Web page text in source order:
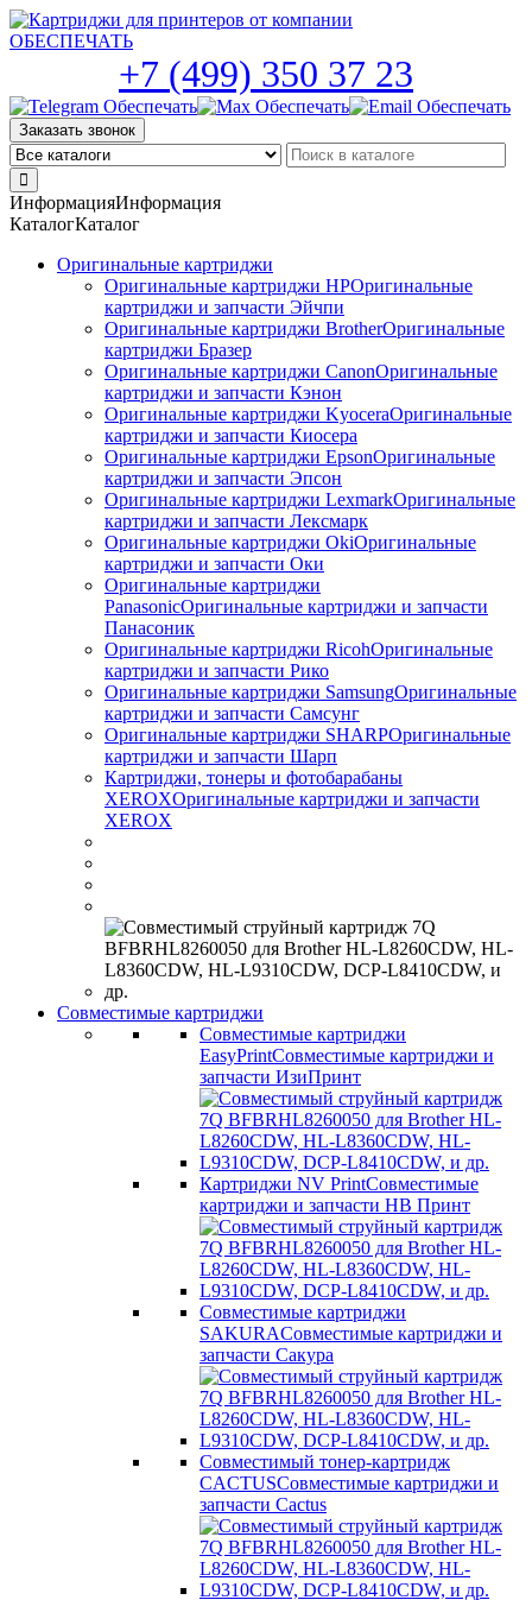
Skip
to
+7 (499) 350 37 23
Заказать звонок
ИнформацияИнформация
КаталогКаталог
Оригинальные картриджи
Оригинальные картриджи HPОригинальные
картриджи и запчасти Эйчпи
Оригинальные картриджи BrotherОригинальные
картриджи Бразер
Оригинальные картриджи CanonОригинальные
картриджи и запчасти Кэнон
Оригинальные картриджи KyoceraОригинальные
картриджи и запчасти Киосера
Оригинальные картриджи EpsonОригинальные
картриджи и запчасти Эпсон
Оригинальные картриджи LexmarkОригинальные
картриджи и запчасти Лексмарк
Оригинальные картриджи ОkiОригинальные
картриджи и запчасти Оки
Оригинальные картриджи
PanasonicОригинальные картриджи и запчасти
Панасоник
Оригинальные картриджи RicohОригинальные
картриджи и запчасти Рико
Оригинальные картриджи SamsungОригинальные
картриджи и запчасти Самсунг
Оригинальные картриджи SHARPОригинальные
картриджи и запчасти Шарп
Картриджи, тонеры и фотобарабаны
XEROXОригинальные картриджи и запчасти
XEROX
Совместимые картриджи
Совместимые картриджи
EasyPrintСовместимые картриджи и
запчасти ИзиПринт
Картриджи NV PrintСовместимые
картриджи и запчасти НВ Принт
Совместимые картриджи
SAKURAСовместимые картриджи и
запчасти Сакура
Совместимый тонер-картридж
CACTUSСовместимые картриджи и
запчасти Cactus